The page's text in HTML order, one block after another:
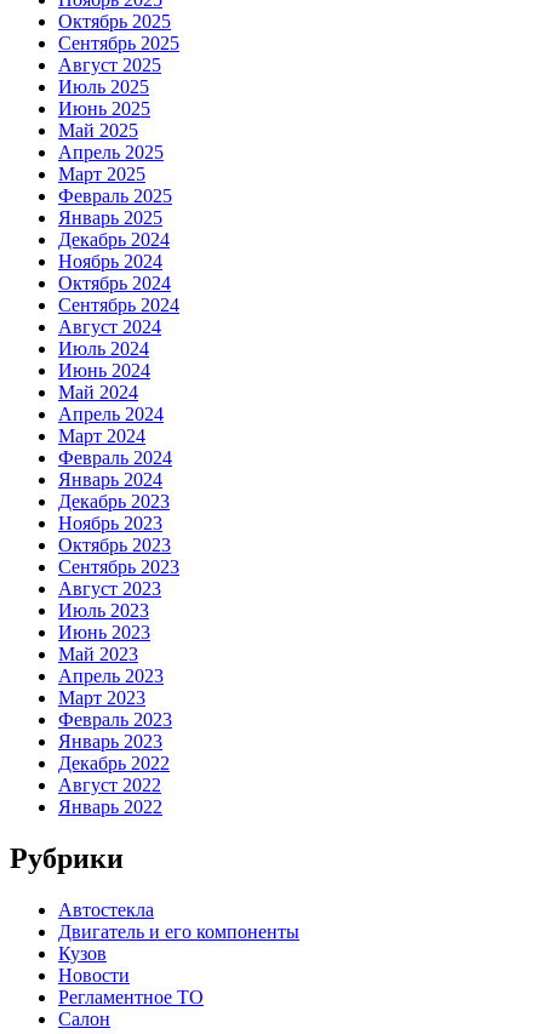
Октябрь 2025
Сентябрь 2025
Август 2025
Июль 2025
Июнь 2025
Май 2025
Апрель 2025
Март 2025
Февраль 2025
Январь 2025
Декабрь 2024
Ноябрь 2024
Октябрь 2024
Сентябрь 2024
Август 2024
Июль 2024
Июнь 2024
Май 2024
Апрель 2024
Март 2024
Февраль 2024
Январь 2024
Декабрь 2023
Ноябрь 2023
Октябрь 2023
Сентябрь 2023
Август 2023
Июль 2023
Июнь 2023
Май 2023
Апрель 2023
Март 2023
Февраль 2023
Январь 2023
Декабрь 2022
Август 2022
Январь 2022
Рубрики
Автостекла
Двигатель и его компоненты
Кузов
Новости
Регламентное ТО
Салон